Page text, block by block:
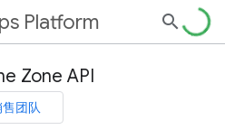
Platform
Zone API
团队